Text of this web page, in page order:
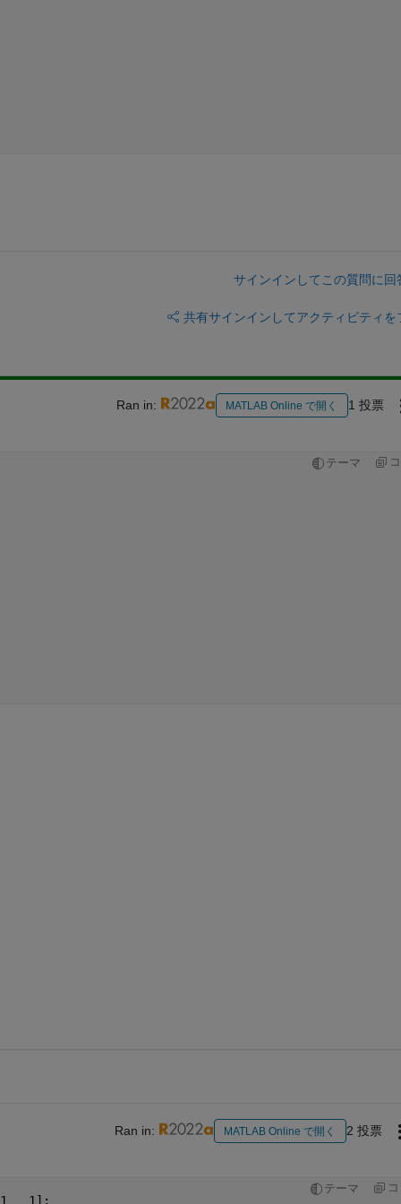
サインインしてこの質問に回
共有サインインしてアクティビティを
Ran in: MATLAB Online で開く 1 投票
テーマ
Ran in: MATLAB Online で開く 2 投票
テーマ
1];